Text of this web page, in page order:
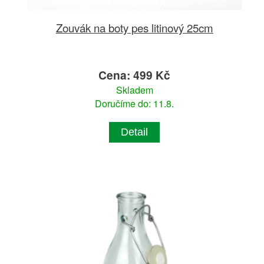
Zouvák na boty pes litinový 25cm
Cena: 499 Kč
Skladem
Doručíme do: 11.8.
Detail